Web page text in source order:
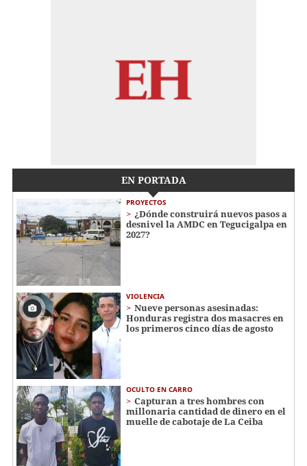
EN PORTADA
PROYECTOS
¿Dónde construirá nuevos pasos a
desnivel la AMDC en Tegucigalpa en
2027?
VIOLENCIA
Nueve personas asesinadas:
Honduras registra dos masacres en
los primeros cinco días de agosto
OCULTO EN CARRO
Capturan a tres hombres con
millonaria cantidad de dinero en el
muelle de cabotaje de La Ceiba